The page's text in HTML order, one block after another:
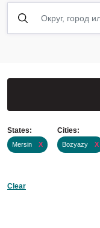
States:
Mersin X
Cities:
Bozyazy X
Clear